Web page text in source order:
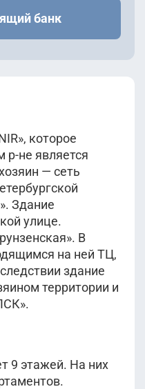
банк
которое
р-не является
— сеть
Здание
улице.
В
на ней ТЦ,
здание
территории и
9 этажей. На них